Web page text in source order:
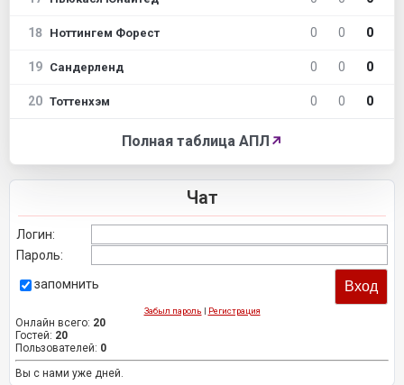
18 Ноттингем Форест 0 0 0
19 Сандерленд 0 0 0
20 Тоттенхэм 0 0 0
Полная таблица АПЛ ↗
Чат
Логин:
Пароль:
запомнить
Забыл пароль | Регистрация
Онлайн всего: 20
Гостей: 20
Пользователей: 0
Вы с нами уже дней.